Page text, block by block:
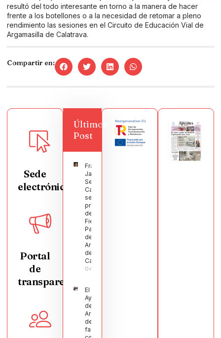
resultó del todo interesante en torno a la manera de hacer
frente a los botellones o a la necesidad de retomar a pleno
rendimiento las sesiones en el Circuito de Educación Vial de
Argamasilla de Calatrava.
Compartir en:
Sede
electrónica
Portal
de
transparencia
Últimos
Post
Francisco
Javier
Segura
Castellanos
será el
pregonero
de las
Fiestas
Patronales
de
Argamasilla
de
Calatrava
04/08/2026
El
Ayuntamiento
de
Argamasilla
de Calatrava
facilita la